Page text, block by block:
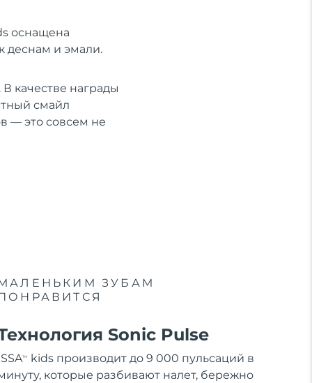
оснащена
деснам и эмали.
качестве награды
смайл
— это совсем не
ЗУБАМ
Sonic Pulse
TM
kids производит до 9 000 пульсаций в
которые разбивают налет, бережно